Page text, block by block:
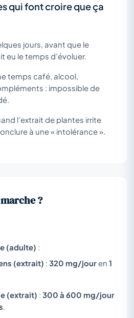
qui font croire que ça
jours, avant que le
eu le temps d’évoluer.
temps café, alcool,
: impossible de
l’extrait de plantes irrite
à une « intolérance ».
?
(adulte) :
(extrait) : 320 mg/jouren 1
(extrait) : 300 à 600 mg/jour
.